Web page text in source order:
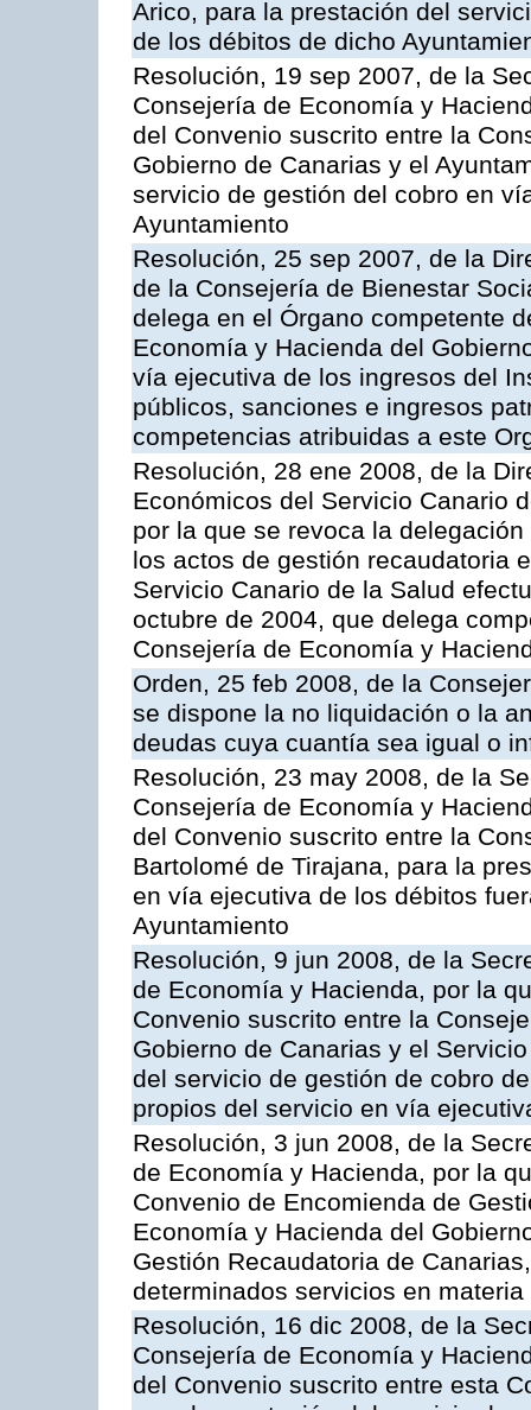
Arico, para la prestación del
de los débitos de dicho
Resolución, 19 sep 2007, de la
Consejería de Economía y
del Convenio suscrito entre la
Gobierno de Canarias y el
servicio de gestión del cobro en
Ayuntamiento
Resolución, 25 sep 2007, de la
de la Consejería de Bienestar
delega en el Órgano competente
Economía y Hacienda del
vía ejecutiva de los ingresos del
públicos, sanciones e ingresos
competencias atribuidas a este
Resolución, 28 ene 2008, de la
Económicos del Servicio Canario
por la que se revoca la
los actos de gestión recaudatoria
Servicio Canario de la Salud
octubre de 2004, que delega
Consejería de Economía y
Orden, 25 feb 2008, de la
se dispone la no liquidación o la
deudas cuya cuantía sea igual o
Resolución, 23 may 2008, de la
Consejería de Economía y
del Convenio suscrito entre la
Bartolomé de Tirajana, para la
en vía ejecutiva de los débitos
Ayuntamiento
Resolución, 9 jun 2008, de la
de Economía y Hacienda, por la
Convenio suscrito entre la
Gobierno de Canarias y el
del servicio de gestión de cobro
propios del servicio en vía
Resolución, 3 jun 2008, de la
de Economía y Hacienda, por la
Convenio de Encomienda de
Economía y Hacienda del
Gestión Recaudatoria de
determinados servicios en materia
Resolución, 16 dic 2008, de la
Consejería de Economía y
del Convenio suscrito entre esta